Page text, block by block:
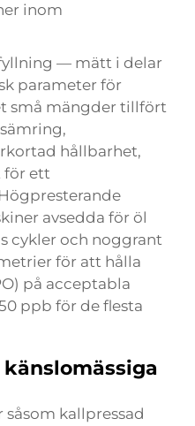
inom
— mätt i delar
parameter för
små mängder tillfört
hållbarhet,
för ett
avsedda för öl
cykler och noggrant
för att hålla
på acceptabla
ppb för de flesta
kallpressad